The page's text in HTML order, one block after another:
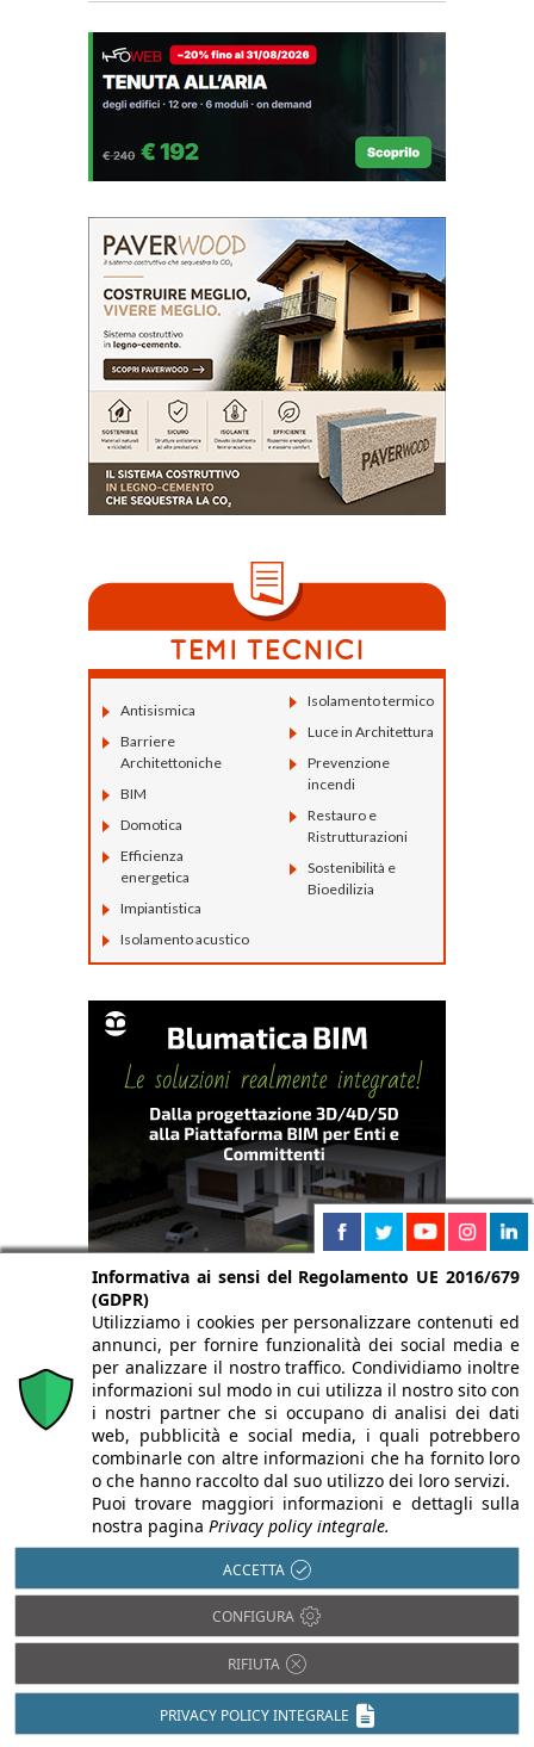
Antisismica
Barriere
Architettoniche
BIM
Domotica
Efficienza
energetica
Impiantistica
Isolamento acustico
Isolamento termico
Luce in Architettura
Prevenzione
incendi
Restauro e
Ristrutturazioni
Sostenibilità e
Bioedilizia
Acciaio
Alluminio
Calcestruzzo
Cemento
Ceramica
Compositi
Legno
Pietra
Plastica
PVC
Rame
Resina
Informativa ai sensi del Regolamento UE 2016/679
(GDPR)
Utilizziamo i cookies per personalizzare contenuti ed
annunci, per fornire funzionalità dei social media e
per analizzare il nostro traffico. Condividiamo inoltre
informazioni sul modo in cui utilizza il nostro sito con
i nostri partner che si occupano di analisi dei dati
web, pubblicità e social media, i quali potrebbero
combinarle con altre informazioni che ha fornito loro
o che hanno raccolto dal suo utilizzo dei loro servizi.
Puoi trovare maggiori informazioni e dettagli sulla
nostra pagina Privacy policy integrale.
ACCETTA
CONFIGURA
RIFIUTA
PRIVACY POLICY INTEGRALE